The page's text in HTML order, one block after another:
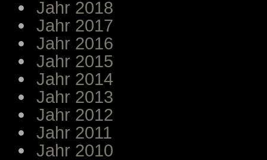
Jahr 2018
Jahr 2017
Jahr 2016
Jahr 2015
Jahr 2014
Jahr 2013
Jahr 2012
Jahr 2011
Jahr 2010